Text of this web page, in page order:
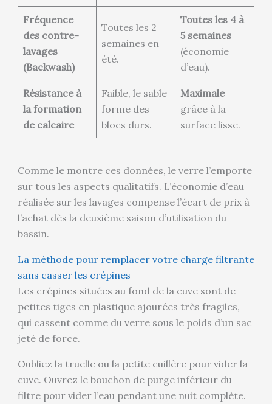
Fréquence
des contre-
lavages
(Backwash)
Toutes les 2
semaines en
été.
Toutes les 4 à
5 semaines
(économie
d’eau).
Résistance à
la formation
de calcaire
Faible, le sable
forme des
blocs durs.
Maximale
grâce à la
surface lisse.
Comme le montre ces données, le verre l’emporte
sur tous les aspects qualitatifs. L’économie d’eau
réalisée sur les lavages compense l’écart de prix à
l’achat dès la deuxième saison d’utilisation du
bassin.
La méthode pour remplacer votre charge filtrante
sans casser les crépines
Les crépines situées au fond de la cuve sont de
petites tiges en plastique ajourées très fragiles,
qui cassent comme du verre sous le poids d’un sac
jeté de force.
Oubliez la truelle ou la petite cuillère pour vider la
cuve. Ouvrez le bouchon de purge inférieur du
filtre pour vider l’eau pendant une nuit complète.